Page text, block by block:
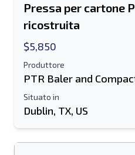
Pressa per cartone
ricostruita
$5,850
Produttore
PTR Baler and
Situato in
Dublin, TX, US